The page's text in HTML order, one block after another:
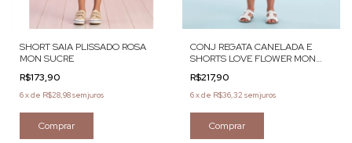
SHORT SAIA PLISSADO ROSA
MON SUCRE
R$173,90
6xde R$28,98sem juros
Comprar
CONJ REGATA CANELADA E
SHORTS LOVE FLOWER MON
R$217,90
6xde R$36,32 sem juros
Comprar